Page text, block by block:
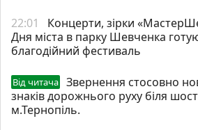
22:01
Концерти, зірки
Дня міста в парку Шевченка
благодійний фестиваль
Від читача
Звернення стосовно
знаків дорожнього руху біля
м.Тернопіль.